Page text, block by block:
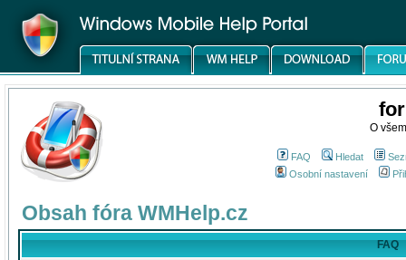
O
FAQ Hledat
Osobní nastavení
Obsah fóra WMHelp.cz
FAQ